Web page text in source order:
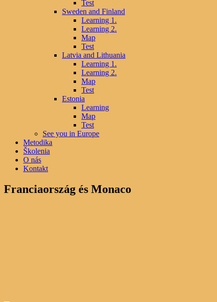
Test
Sweden and Finland
Learning 1.
Learning 2.
Map
Test
Latvia and Lithuania
Learning 1.
Learning 2.
Map
Test
Estonia
Learning
Map
Test
See you in Europe
Metodika
Školenia
O nás
Kontakt
Franciaország és Monaco